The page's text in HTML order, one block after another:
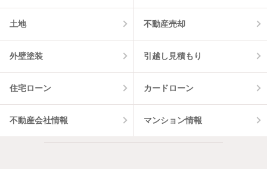
土地 不動産売却
外壁塗装 引越し見積もり
住宅ローン カードローン
不動産会社情報 マンション情報